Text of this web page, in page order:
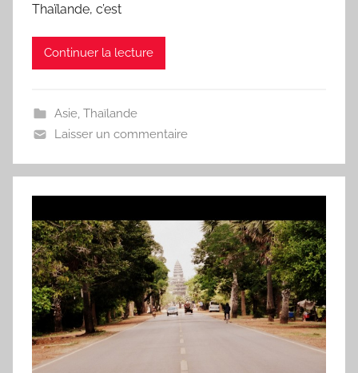
Thaïlande, c’est
Continuer la lecture
Asie, Thaïlande
Laisser un commentaire